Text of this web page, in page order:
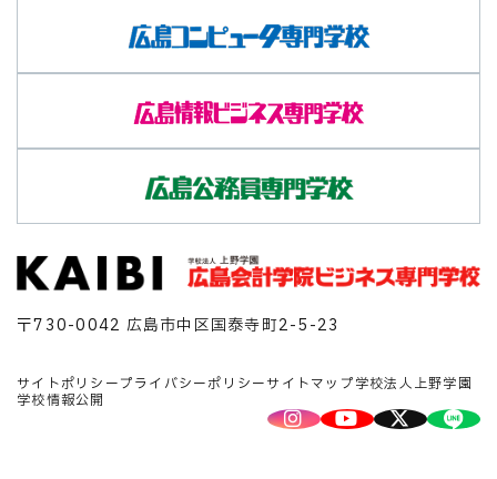
〒730-0042 広島市中区国泰寺町2-5-23
サイトポリシープライバシーポリシーサイトマップ学校法人上野学園
学校情報公開